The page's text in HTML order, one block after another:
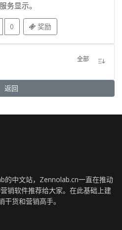
务显示。
0 奖励
全部
返回
的中文站，Zennolab.cn一直在推动
销软件推荐给大家。在此基础上建
货和营销高手。